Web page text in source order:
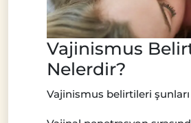
Vajinismus
Nelerdir?
Vajinismus belirtileri